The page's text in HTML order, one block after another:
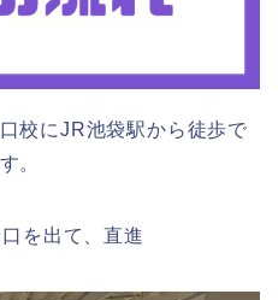
校にJR池袋駅から徒歩で
。
を出て、直進